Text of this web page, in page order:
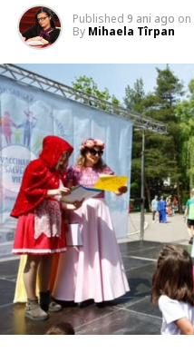
Published 9 ani ago on
By Mihaela Tîrpan